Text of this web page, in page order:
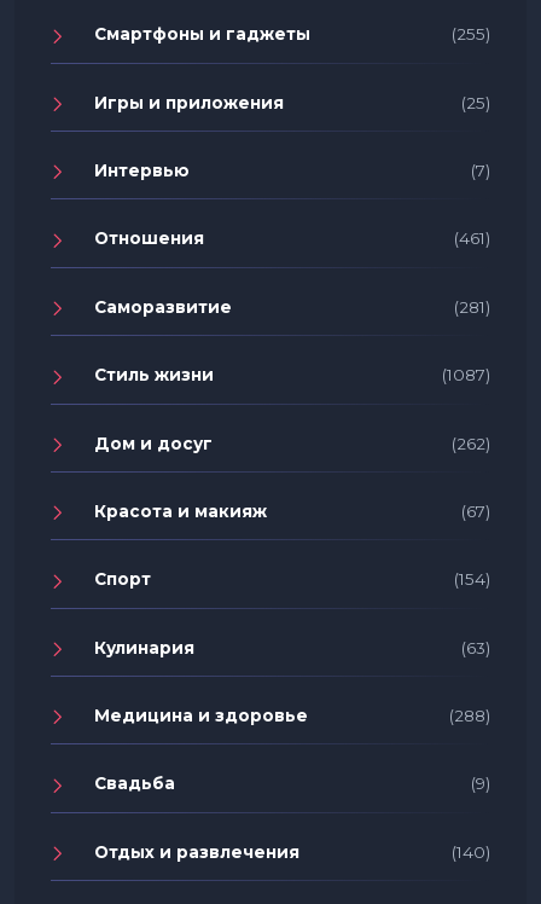
Смартфоны и гаджеты (255)
Игры и приложения (25)
Интервью (7)
Отношения (461)
Саморазвитие (281)
Стиль жизни (1087)
Дом и досуг (262)
Красота и макияж (67)
Спорт (154)
Кулинария (63)
Медицина и здоровье (288)
Свадьба (9)
Отдых и развлечения (140)